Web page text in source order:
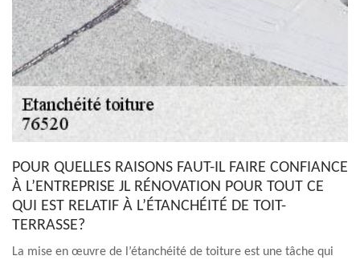
POUR QUELLES RAISONS FAUT-IL FAIRE CONFIANCE
À L’ENTREPRISE JL RÉNOVATION POUR TOUT CE
QUI EST RELATIF À L’ÉTANCHÉITÉ DE TOIT-
TERRASSE?
La mise en œuvre de l’étanchéité de toiture est une tâche qui